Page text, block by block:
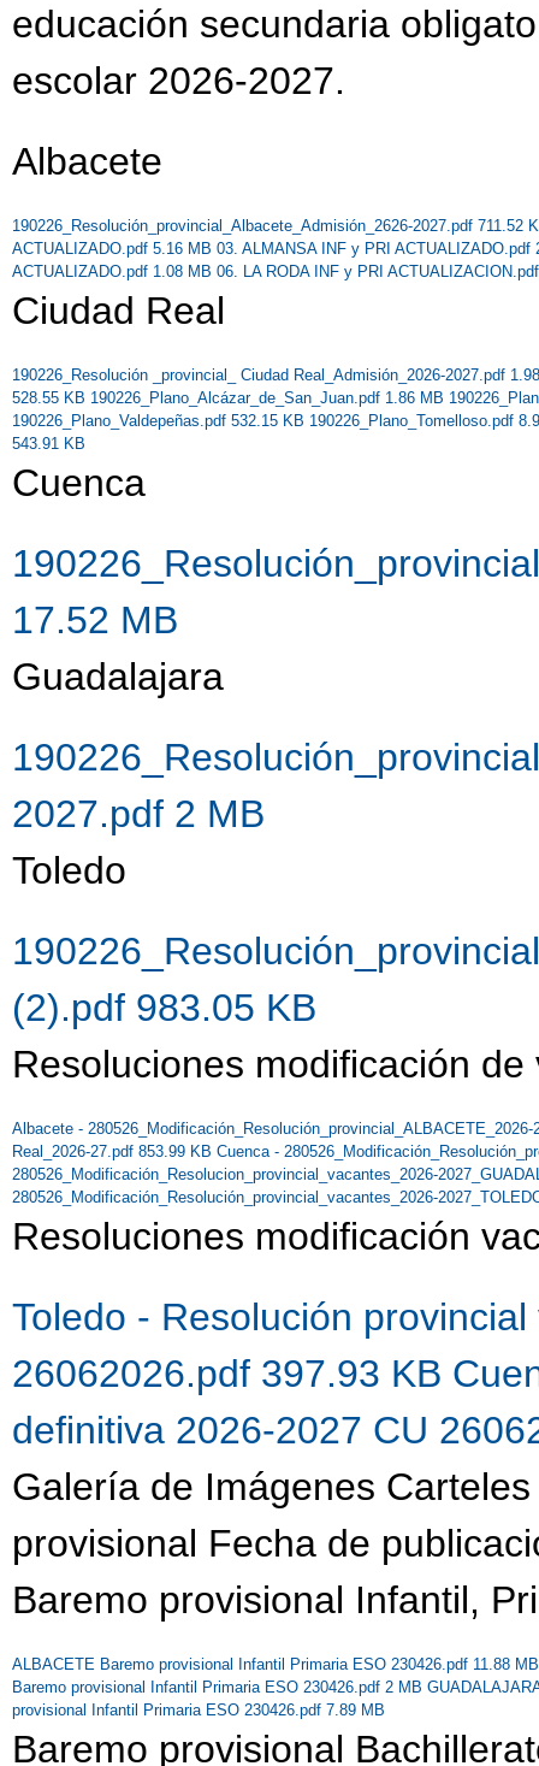
educación secundaria
escolar 2026-2027.
Albacete
190226_Resolución_provincial_Albacete_Admisión_2626-2027.pdf 711.52
ACTUALIZADO.pdf 5.16 MB 03. ALMANSA INF y PRI
ACTUALIZADO.pdf 1.08 MB 06. LA RODA INF y PRI
Ciudad Real
190226_Resolución _provincial_ Ciudad Real_Admisión_2026-2027.pdf
528.55 KB 190226_Plano_Alcázar_de_San_Juan.pdf 1.86 MB
190226_Plano_Valdepeñas.pdf 532.15 KB 190226_Plano_Tomelloso.pdf
543.91 KB
Cuenca
17.52 MB
Guadalajara
2027.pdf 2 MB
Toledo
(2).pdf 983.05 KB
Resoluciones modificación de
Albacete -
Real_2026-27.pdf 853.99 KB Cuenca -
280526_Modificación_Resolucion_provincial_vacantes_2026-
280526_Modificación_Resolución_provincial_vacantes_2026-
Resoluciones modificación
Toledo - Resolución
26062026.pdf 397.93 KB
definitiva 2026-2027 CU
Galería de Imágenes
provisional Fecha de
Baremo provisional Infantil,
ALBACETE Baremo provisional Infantil Primaria ESO 230426.pdf 11.88
Baremo provisional Infantil Primaria ESO 230426.pdf 2 MB
provisional Infantil Primaria ESO 230426.pdf 7.89 MB
Baremo provisional